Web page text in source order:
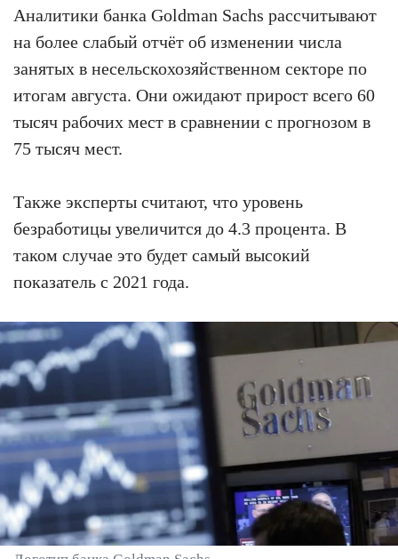
Аналитики банка Goldman Sachs рассчитывают
на более слабый отчёт об изменении числа
занятых в несельскохозяйственном секторе по
итогам августа. Они ожидают прирост всего 60
тысяч рабочих мест в сравнении с прогнозом в
75 тысяч мест.
Также эксперты считают, что уровень
безработицы увеличится до 4.3 процента. В
таком случае это будет самый высокий
показатель с 2021 года.